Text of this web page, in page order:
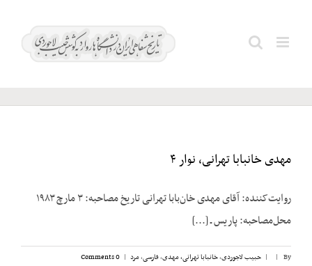
امان
مهدی خانبابا تهرانی، نوار ۴
روایت‌کننده: آقای مهدی خان‌بابا تهرانی تاریخ مصاحبه: ۳ مارچ ۱۹۸۳
محل‌مصاحبه: پاریس ـ [...]
By
|
| حبیب لاجوردی,خانبابا تهرانی، مهدی,فارسی,مرد |
0 Comments